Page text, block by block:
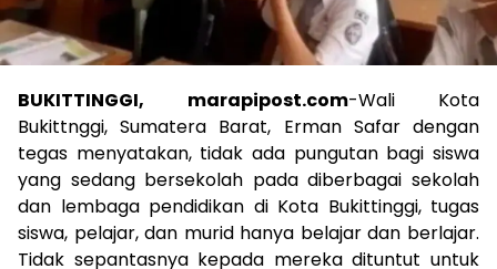
BUKITTINGGI, marapipost.com-Wali Kota
Bukittnggi, Sumatera Barat, Erman Safar dengan
tegas menyatakan, tidak ada pungutan bagi siswa
yang sedang bersekolah pada diberbagai sekolah
dan lembaga pendidikan di Kota Bukittinggi, tugas
siswa, pelajar, dan murid hanya belajar dan berlajar.
Tidak sepantasnya kepada mereka dituntut untuk